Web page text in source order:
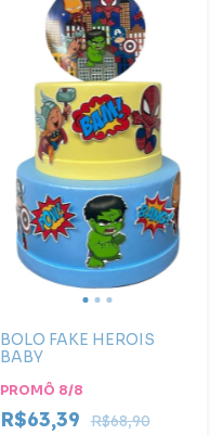
BOLO FAKE HEROIS
BABY
PROMÔ 8/8
R$63,39 R$68,90